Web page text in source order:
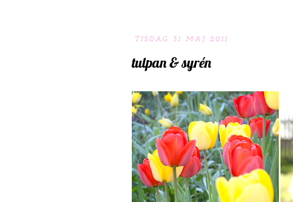
TISDAG 31 MAJ 2011
tulpan & syrén